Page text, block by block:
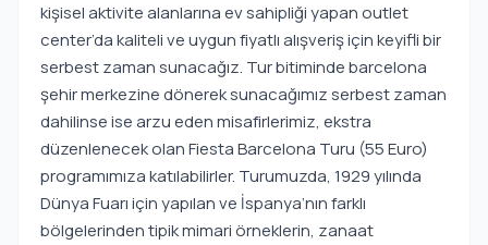
kişisel aktivite alanlarına ev sahipliği yapan outlet
center’da kaliteli ve uygun fiyatlı alışveriş için keyifli bir
serbest zaman sunacağız. Tur bitiminde barcelona
şehir merkezine dönerek sunacağımız serbest zaman
dahilinse ise arzu eden misafirlerimiz, ekstra
düzenlenecek olan Fiesta Barcelona Turu (55 Euro)
programımıza katılabilirler. Turumuzda, 1929 yılında
Dünya Fuarı için yapılan ve İspanya’nın farklı
bölgelerinden tipik mimari örneklerin, zanaat